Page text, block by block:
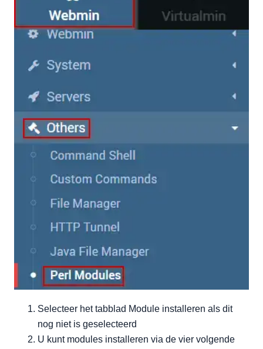
Selecteer het tabblad Module installeren als dit
nog niet is geselecteerd
U kunt modules installeren via de vier volgende